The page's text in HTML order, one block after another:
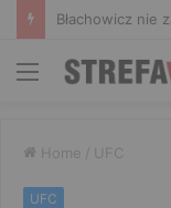
Menu
Home / UFC
UFC